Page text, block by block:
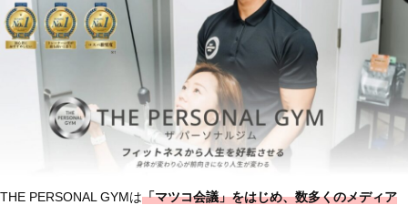
THE PERSONAL GYMは「マツコ会議」をはじめ、数多くのメディア